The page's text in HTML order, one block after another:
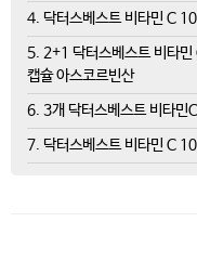
4. 닥터스베스트 비타민 C
5. 2+1 닥터스베스트 비타
캡슐 아스코르빈산
6. 3개 닥터스베스트 비타
7. 닥터스베스트 비타민 C